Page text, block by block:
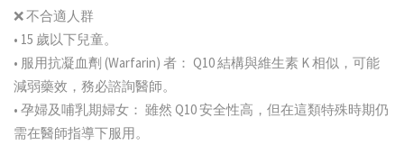
❌ 不合適人群
• 15 歲以下兒童。
• 服用抗凝血劑 (Warfarin) 者： Q10 結構與維生素 K 相似，可能
減弱藥效，務必諮詢醫師。
• 孕婦及哺乳期婦女： 雖然 Q10 安全性高，但在這類特殊時期仍
需在醫師指導下服用。